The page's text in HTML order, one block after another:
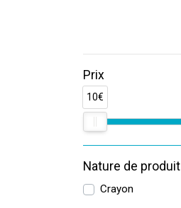
Prix
10€
Nature de produit
Crayon